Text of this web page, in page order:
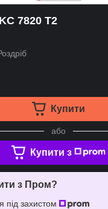
7820 T2
Купити
або
Купити з
з Пром?
під захистом